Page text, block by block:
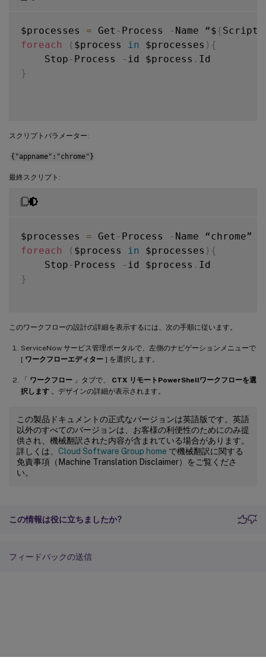
$processes = Get - Process - Name “${
foreach
( $process in $processes ) {
    Stop
- Process - id $process .
}
スクリプトパラメーター:
{"appname":"chrome"}
最終スクリプト:
$processes = Get - Process -
foreach
( $process in $processes ) {
    Stop
- Process - id $process .
}
このワークフローの設計の詳細を表示するには、次の手順に従います。
ServiceNow サービス管理ポータルで、左側のナビゲーションメニューで
[ ワークフローエディター ] を選択します。
「 ワークフロー 」タブで、 CTX リモートPowerShellワークフローを選
択します 。デザインの詳細が表示されます。
この製品ドキュメントの正式なバージョンは英語版です。英語
以外のすべてのバージョンは、お客様の利便性のためにのみ提
供され、機械翻訳された内容が含まれている場合があります。
詳しくは、 Cloud Software Group home で機械翻訳に関する
免責事項（Machine Translation Disclaimer）をご覧くださ
い。
この情報は役に立ちましたか?
フィードバックの送信